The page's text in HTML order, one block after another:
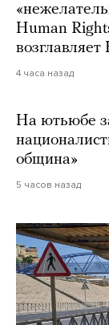
Human
4 часа назад
На ютьюбе
община»
5 часов назад